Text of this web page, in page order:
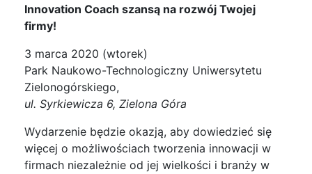
Innovation Coach szansą na rozwój Twojej
firmy!
3 marca 2020 (wtorek)
Park Naukowo-Technologiczny Uniwersytetu
Zielonogórskiego,
ul. Syrkiewicza 6, Zielona Góra
Wydarzenie będzie okazją, aby dowiedzieć się
więcej o możliwościach tworzenia innowacji w
firmach niezależnie od jej wielkości i branży w